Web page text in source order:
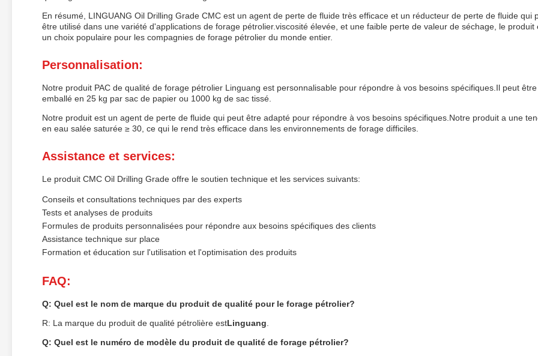
En résumé, LINGUANG Oil Drilling Grade CMC est un agent de perte de fluide très efficace et un réducteur de perte de fluide qui
être utilisé dans une variété d'applications de forage pétrolier.viscosité élevée, et une faible perte de valeur de séchage, le produit
un choix populaire pour les compagnies de forage pétrolier du monde entier.
Personnalisation:
Notre produit PAC de qualité de forage pétrolier Linguang est personnalisable pour répondre à vos besoins spécifiques.Il peut être
emballé en 25 kg par sac de papier ou 1000 kg de sac tissé.
Notre produit est un agent de perte de fluide qui peut être adapté pour répondre à vos besoins spécifiques.Notre produit a une
en eau salée saturée ≥ 30, ce qui le rend très efficace dans les environnements de forage difficiles.
Assistance et services:
Le produit CMC Oil Drilling Grade offre le soutien technique et les services suivants:
Conseils et consultations techniques par des experts
Tests et analyses de produits
Formules de produits personnalisées pour répondre aux besoins spécifiques des clients
Assistance technique sur place
Formation et éducation sur l'utilisation et l'optimisation des produits
FAQ:
Q: Quel est le nom de marque du produit de qualité pour le forage pétrolier?
R: La marque du produit de qualité pétrolière estLinguang
Q: Quel est le numéro de modèle du produit de qualité de forage pétrolier?